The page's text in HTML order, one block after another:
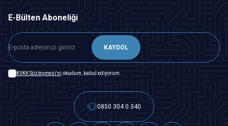
E-Bülten Aboneliği
KAYDOL
KVKK Sözleşmesi'ni okudum, kabul ediyorum.
0850 304 0 340